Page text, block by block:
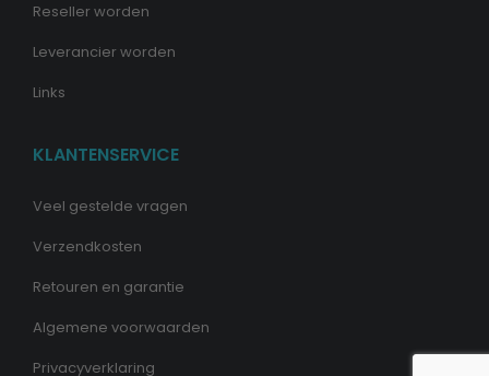
Reseller worden
Leverancier worden
Links
KLANTENSERVICE
Veel gestelde vragen
Verzendkosten
Retouren en garantie
Algemene voorwaarden
Privacyverklaring